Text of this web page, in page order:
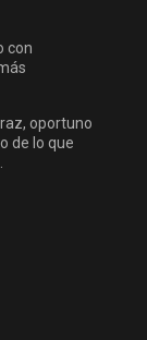
con
oportuno
de lo que